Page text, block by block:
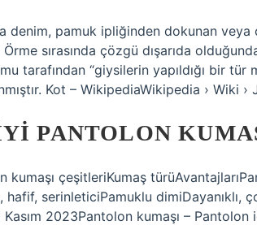
denim, pamuk ipliğinden dokunan
sırasında çözgü dışarıda
tarafından “giysilerin yapıldığı bir
Kot – WikipediaWikipedia › Wiki
PANTOLON
kumaşı çeşitleriKumaş
hafif, serinleticiPamuklu dimiDayanıklı,
Kasım 2023Pantolon kumaşı –